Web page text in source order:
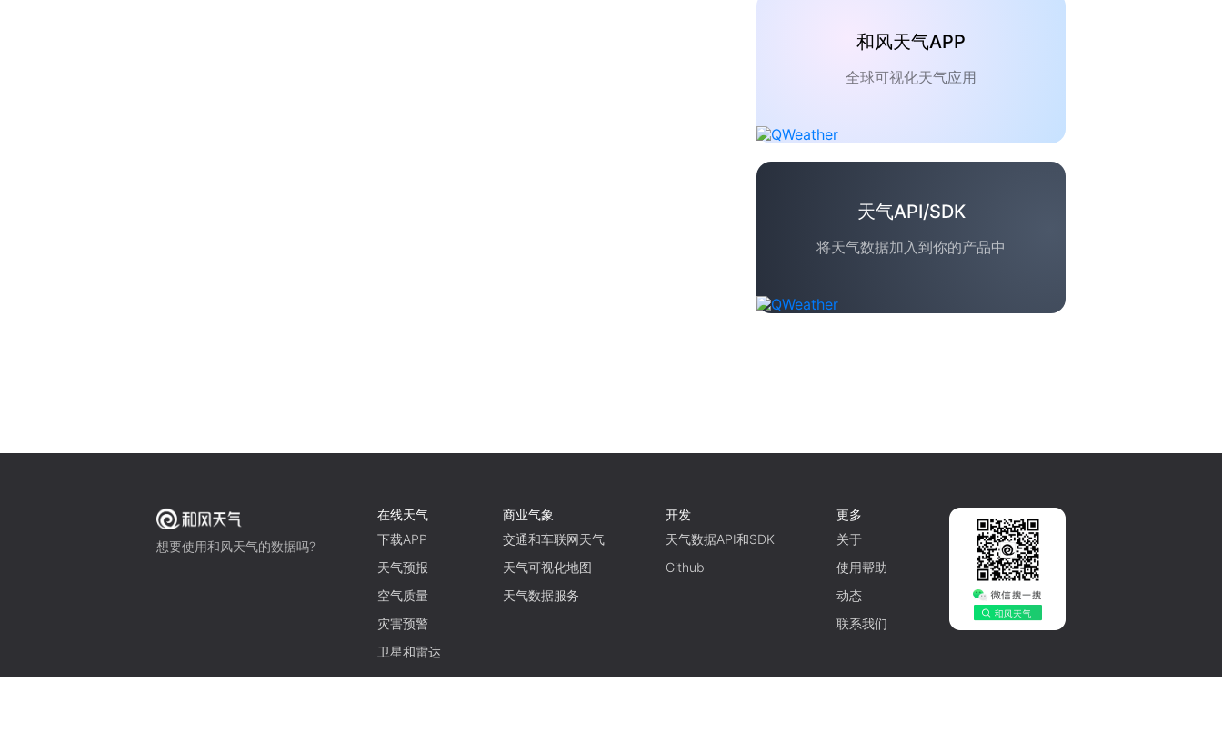
和风天气APP
全球可视化天气应用
天气API/SDK
将天气数据加入到你的产品中
想要使用和风天气的数据吗?
在线天气
下载APP
天气预报
空气质量
灾害预警
卫星和雷达
商业气象
交通和车联网天气
天气可视化地图
天气数据服务
开发
天气数据API和SDK
Github
更多
关于
使用帮助
动态
联系我们